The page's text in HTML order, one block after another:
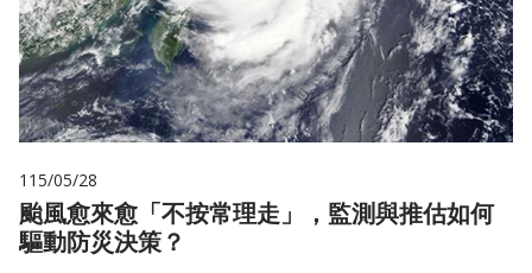
115/05/28
颱風愈來愈「不按常理走」，監測與推估如何
驅動防災決策？